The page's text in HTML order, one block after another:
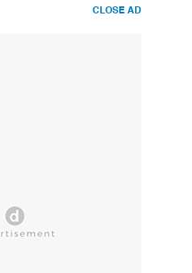
CLOSE AD